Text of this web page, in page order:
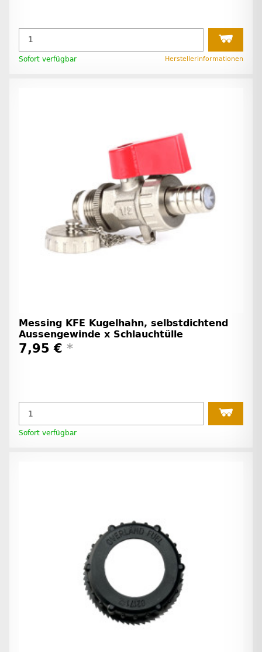
Sofort verfügbar Herstellerinformationen
Messing KFE Kugelhahn, selbstdichtend
Aussengewinde x Schlauchtülle
7,95 € *
Sofort verfügbar